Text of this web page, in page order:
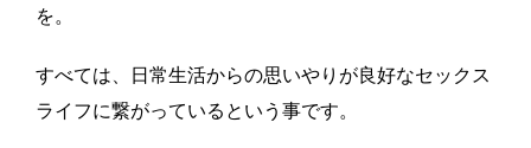
を。
すべては、日常生活からの思いやりが良好なセックス
ライフに繋がっているという事です。